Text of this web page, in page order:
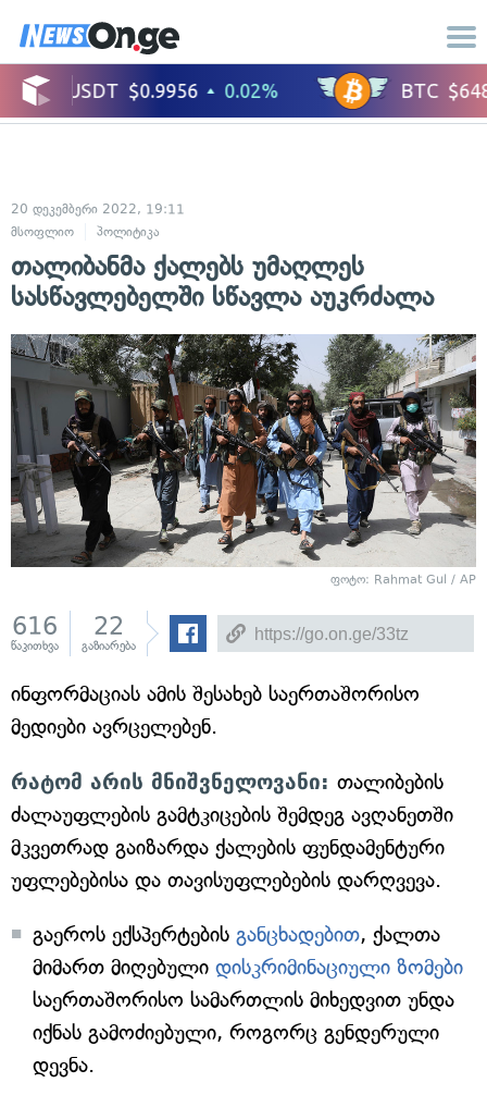
20 დეკემბერი 2022, 19:11
მსოფლიო
პოლიტიკა
თალიბანმა ქალებს უმაღლეს
სასწავლებელში სწავლა აუკრძალა
ფოტო: Rahmat Gul / AP
616
წაკითხვა
22
გაზიარება
ინფორმაციას ამის შესახებ საერთაშორისო
მედიები ავრცელებენ.
რატომ არის მნიშვნელოვანი: თალიბების
ძალაუფლების გამტკიცების შემდეგ ავღანეთში
მკვეთრად გაიზარდა ქალების ფუნდამენტური
უფლებებისა და თავისუფლებების დარღვევა.
გაეროს ექსპერტების განცხადებით, ქალთა
მიმართ მიღებული დისკრიმინაციული ზომები
საერთაშორისო სამართლის მიხედვით უნდა
იქნას გამოძიებული, როგორც გენდერული
დევნა.